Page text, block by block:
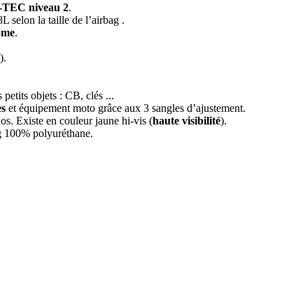
TEC niveau 2.
selon la taille de l’airbag .
.
petits objets : CB, clés ...
et équipement moto grâce aux 3 sangles d’ajustement.
Existe en couleur jaune hi-vis (haute visibilité).
polyuréthane.